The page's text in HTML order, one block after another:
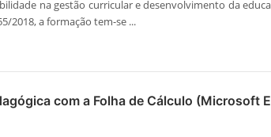
na gestão curricular e desenvolvimento da
2018, a formação tem-se ...
com a Folha de Cálculo (Microsoft